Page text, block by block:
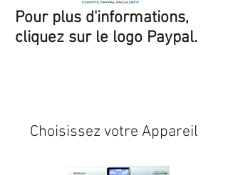
Pour plus d'informations,
cliquez sur le logo Paypal.
Choisissez votre Appareil